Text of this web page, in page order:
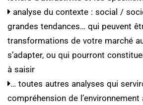
analyse du contexte : social /
grandes tendances… qui peuvent
transformations de votre marché
s’adapter, ou qui pourront
à saisir
… toutes autres analyses qui
compréhension de l’environnement